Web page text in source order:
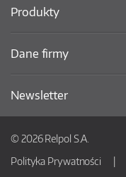
Produkty
Dane firmy
Newsletter
© 2026 Relpol S.A.
Polityka Prywatności